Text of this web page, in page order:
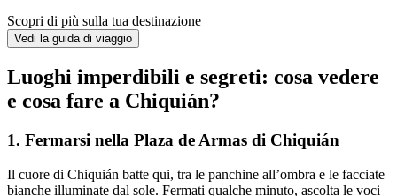
Scopri di più sulla tua destinazione
Vedi la guida di viaggio
Luoghi imperdibili e segreti: cosa vedere
e cosa fare a Chiquián?
1. Fermarsi nella Plaza de Armas di Chiquián
Il cuore di Chiquián batte qui, tra le panchine all’ombra e le facciate
bianche illuminate dal sole. Fermati qualche minuto, ascolta le voci